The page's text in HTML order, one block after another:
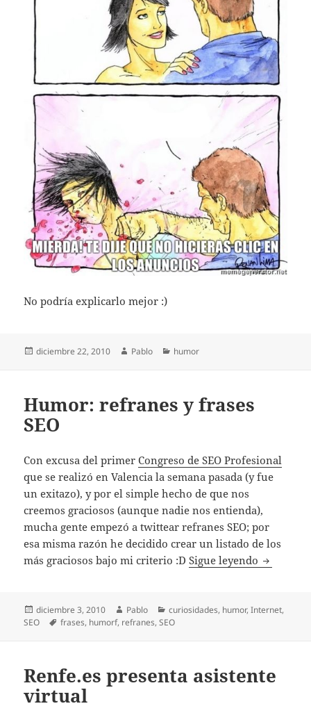
No podría explicarlo mejor :)
Publicado
diciembre 22, 2010 Autor
Pablo Categorías
humor
Humor: refranes y frases
SEO
Con excusa del primerCongreso de SEO Profesional
que se realizó en Valencia la semana pasada (y fue
un exitazo), y por el simple hecho de que nos
creemos graciosos (aunque nadie nos entienda),
mucha gente empezó a twittear refranes SEO; por
esa misma razón he decidido crear un listado de los
más graciosos bajo mi criterio :DSigue leyendo Humor:
Publicado
el
diciembre 3, 2010 Autor
Pablo Categorías
curiosidades, humor,Internet,
SEO
Etiquetas
frases, humorf, refranes,SEO
Renfe.es presenta asistente
virtual